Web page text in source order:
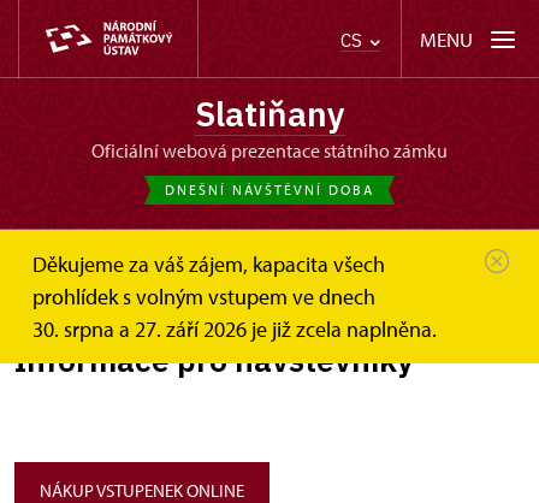
CS MENU
Slatiňany
oficiální webová prezentace státního zámku
DNEŠNÍ NÁVŠTĚVNÍ DOBA
Děkujeme za váš zájem, kapacita všech
prohlídek s volným vstupem ve dnech
30. srpna a 27. září 2026 je již zcela naplněna.
Slatiňany Informace pro návštěvníky
Informace pro návštěvníky
NÁKUP VSTUPENEK ONLINE